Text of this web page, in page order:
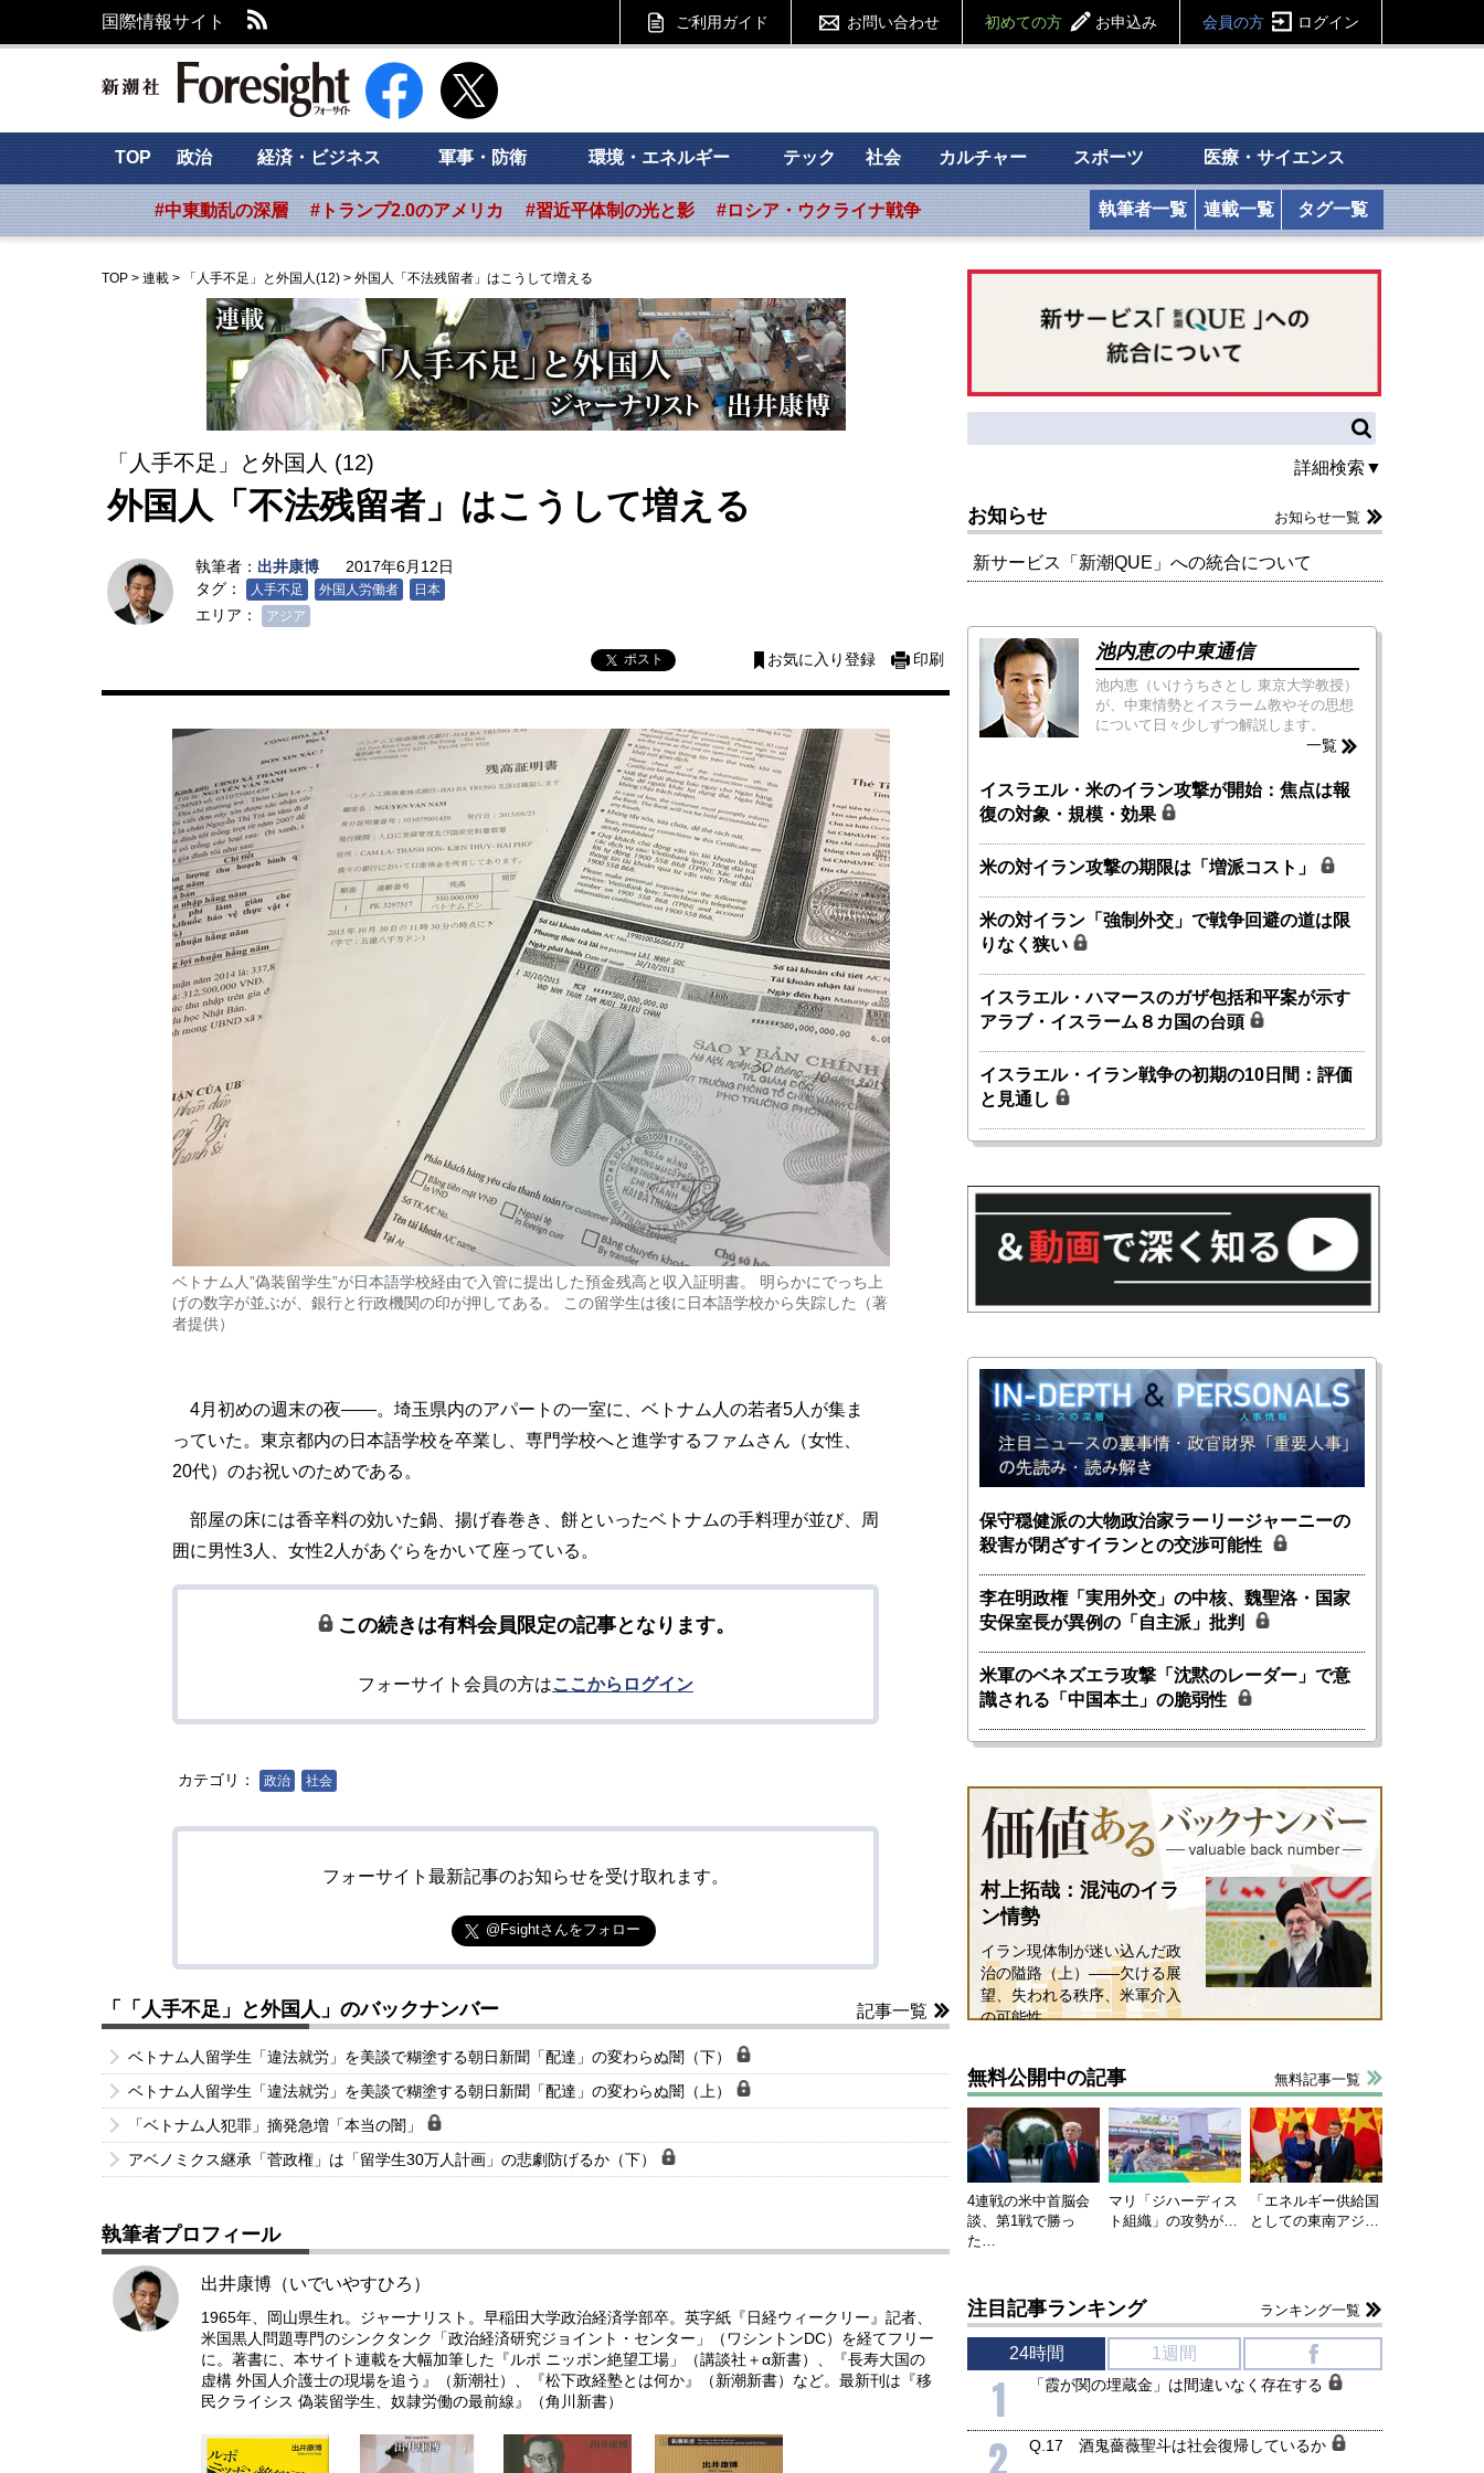
国際情報サイト ご利用ガイド お問い合わせ 初めての方 お申込み 会員の方 ログイン
新潮社 Foresight フォーサイト
TOP 政治 経済・ビジネス 軍事・防衛 環境・エネルギー テック 社会 カルチャー スポーツ 医療・サイエンス
#中東動乱の深層 #トランプ2.0のアメリカ #習近平体制の光と影 #ロシア・ウクライナ戦争 執筆者一覧 連載一覧 タグ一覧
TOP > 連載 > 「人手不足」と外国人(12) > 外国人「不法残留者」はこうして増える
「人手不足」と外国人 (12)
外国人「不法残留者」はこうして増える
執筆者： 出井康博
2017年6月12日
タグ：
人手不足 外国人労働者 日本
エリア： アジア
ポスト お気に入り登録 印刷
ベトナム人”偽装留学生”が日本語学校経由で入管に提出した預金残高と収入証明書。 明らかにでっち上
げの数字が並ぶが、銀行と行政機関の印が押してある。 この留学生は後に日本語学校から失踪した（著
者提供）
4月初めの週末の夜――。埼玉県内のアパートの一室に、ベトナム人の若者5人が集ま
っていた。東京都内の日本語学校を卒業し、専門学校へと進学するファムさん（女性、
20代）のお祝いのためである。
部屋の床には香辛料の効いた鍋、揚げ春巻き、餅といったベトナムの手料理が並び、周
囲に男性3人、女性2人があぐらをかいて座っている。
この続きは有料会員限定の記事となります。
フォーサイト会員の方はここからログイン
カテゴリ： 政治 社会
フォーサイト最新記事のお知らせを受け取れます。
@Fsightさんをフォロー
「「人手不足」と外国人」のバックナンバー 記事一覧
ベトナム人留学生「違法就労」を美談で糊塗する朝日新聞「配達」の変わらぬ闇（下）
ベトナム人留学生「違法就労」を美談で糊塗する朝日新聞「配達」の変わらぬ闇（上）
「ベトナム人犯罪」摘発急増「本当の闇」
アベノミクス継承「菅政権」は「留学生30万人計画」の悲劇防げるか（下）
執筆者プロフィール
出井康博（いでいやすひろ）
1965年、岡山県生れ。ジャーナリスト。早稲田大学政治経済学部卒。英字紙『日経ウィークリー』記者、
米国黒人問題専門のシンクタンク「政治経済研究ジョイント・センター」（ワシントンDC）を経てフリー
に。著書に、本サイト連載を大幅加筆した『ルポ ニッポン絶望工場」（講談社＋α新書）、『長寿大国の
虚構 外国人介護士の現場を追う』（新潮社）、『松下政経塾とは何か』（新潮新書）など。最新刊は『移
民クライシス 偽装留学生、奴隷労働の最前線』（角川新書）
詳細検索▼
お知らせ お知らせ一覧
新サービス「新潮QUE」への統合について
池内恵の中東通信
池内恵（いけうちさとし 東京大学教授）
が、中東情勢とイスラーム教やその思想
について日々少しずつ解説します。
一覧
イスラエル・米のイラン攻撃が開始：焦点は報
復の対象・規模・効果
米の対イラン攻撃の期限は「増派コスト」
米の対イラン「強制外交」で戦争回避の道は限
りなく狭い
イスラエル・ハマースのガザ包括和平案が示す
アラブ・イスラーム８カ国の台頭
イスラエル・イラン戦争の初期の10日間：評価
と見通し
保守穏健派の大物政治家ラーリージャーニーの
殺害が閉ざすイランとの交渉可能性
李在明政権「実用外交」の中核、魏聖洛・国家
安保室長が異例の「自主派」批判
米軍のベネズエラ攻撃「沈黙のレーダー」で意
識される「中国本土」の脆弱性
村上拓哉：混沌のイラ
ン情勢
イラン現体制が迷い込んだ政
治の隘路（上）――欠ける展
望、失われる秩序、米軍介入
の可能性
無料公開中の記事 無料記事一覧
4連戦の米中首脳会
談、第1戦で勝っ
た…
マリ「ジハーディス
ト組織」の攻勢が…
「エネルギー供給国
としての東南アジ…
注目記事ランキング ランキング一覧
24時間 1週間
1 「霞が関の埋蔵金」は間違いなく存在する
Q.17 酒鬼薔薇聖斗は社会復帰しているか